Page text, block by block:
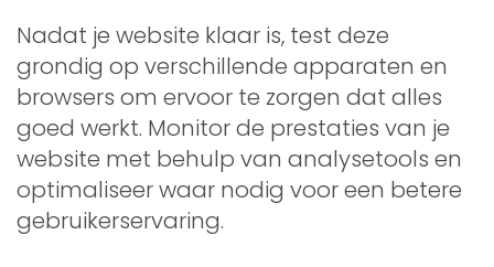
Nadat je website klaar is, test deze
grondig op verschillende apparaten en
browsers om ervoor te zorgen dat alles
goed werkt. Monitor de prestaties van je
website met behulp van analysetools en
optimaliseer waar nodig voor een betere
gebruikerservaring.